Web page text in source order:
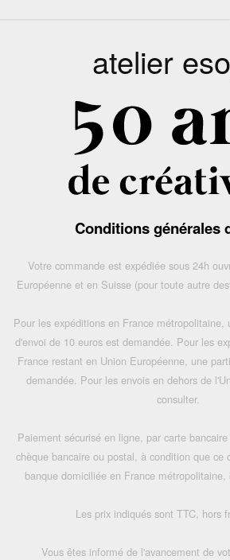
atelier
Conditions générales
Votre commande est expédiée sous 24h
Européenne et en Suisse (pour toute autre
Pour les expéditions en France métropolitaine,
d'envoi de 10 euros est demandée. Pour les
France restant en Union Européenne, une
demandée. Pour les envois en dehors de
consulter.
Paiement sécurisé en ligne, par carte
chèque bancaire ou postal, à condition que ce
banque domiciliée en France métropolitaine,
Les prix indiqués sont TTC, hors
Vous êtes informé de l'avancement de